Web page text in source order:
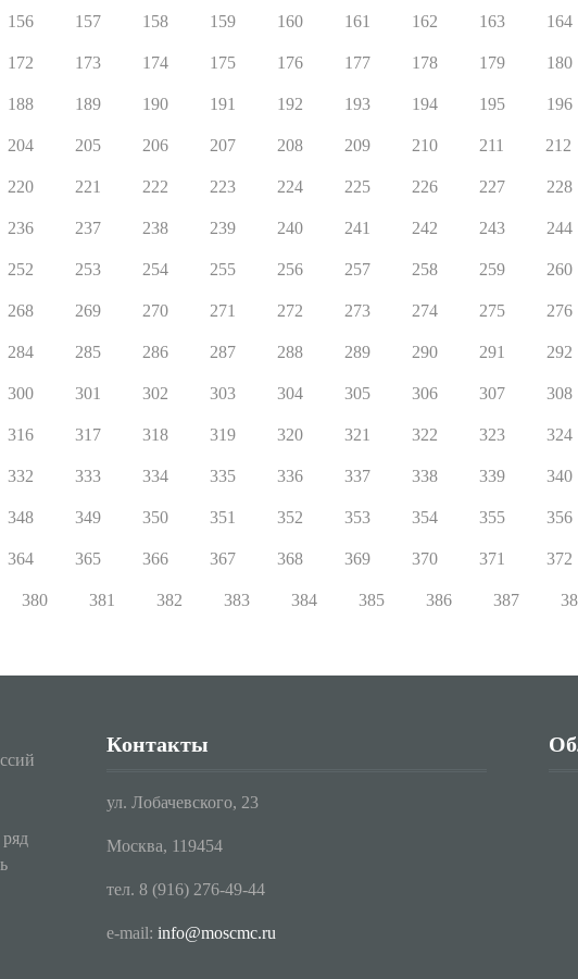
156 157 158 159 160 161 162 163 164
172 173 174 175 176 177 178 179 180
188 189 190 191 192 193 194 195 196
204 205 206 207 208 209 210 211 212
220 221 222 223 224 225 226 227 228
236 237 238 239 240 241 242 243 244
252 253 254 255 256 257 258 259 260
268 269 270 271 272 273 274 275 276
284 285 286 287 288 289 290 291 292
300 301 302 303 304 305 306 307 308
316 317 318 319 320 321 322 323 324
332 333 334 335 336 337 338 339 340
348 349 350 351 352 353 354 355 356
364 365 366 367 368 369 370 371 372
380 381 382 383 384 385 386 387
Контакты
ул. Лобачевского, 23
Москва, 119454
тел. 8 (916) 276-49-44
e-mail:info@moscmc.ru